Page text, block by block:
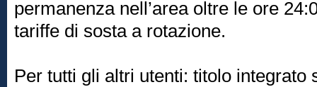
permanenza nell’area oltre le ore
tariffe di sosta a rotazione.
Per tutti gli altri utenti: titolo integrato